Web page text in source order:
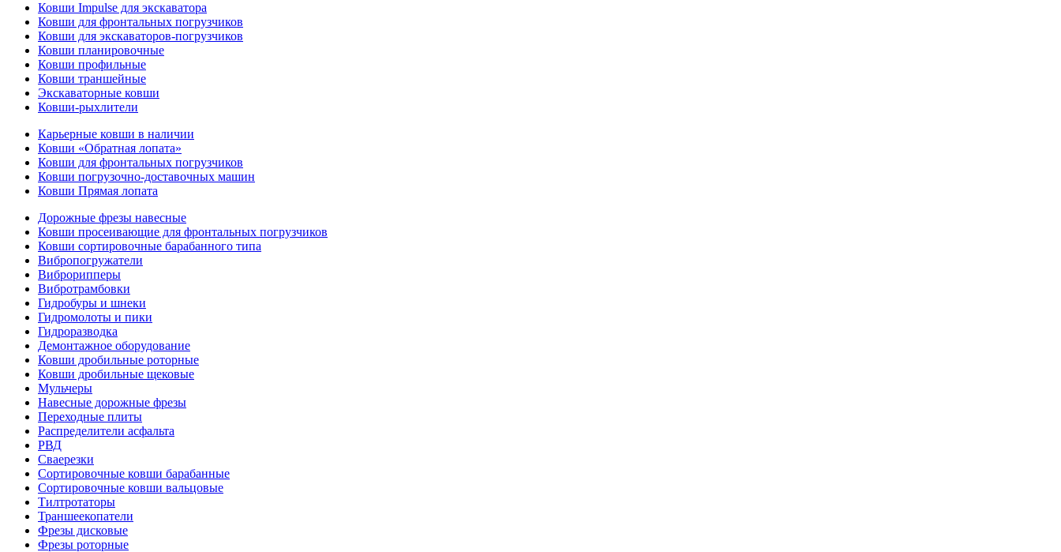
Ковши Impulse для экскаватора
Ковши для фронтальных погрузчиков
Ковши для экскаваторов-погрузчиков
Ковши планировочные
Ковши профильные
Ковши траншейные
Экскаваторные ковши
Ковши-рыхлители
Карьерные ковши в наличии
Ковши «Обратная лопата»
Ковши для фронтальных погрузчиков
Ковши погрузочно-доставочных машин
Ковши Прямая лопата
Дорожные фрезы навесные
Ковши просеивающие для фронтальных погрузчиков
Ковши сортировочные барабанного типа
Вибропогружатели
Виброрипперы
Вибротрамбовки
Гидробуры и шнеки
Гидромолоты и пики
Гидроразводка
Демонтажное оборудование
Ковши дробильные роторные
Ковши дробильные щековые
Мульчеры
Навесные дорожные фрезы
Переходные плиты
Распределители асфальта
РВД
Сваерезки
Сортировочные ковши барабанные
Сортировочные ковши вальцовые
Тилтротаторы
Траншеекопатели
Фрезы дисковые
Фрезы роторные